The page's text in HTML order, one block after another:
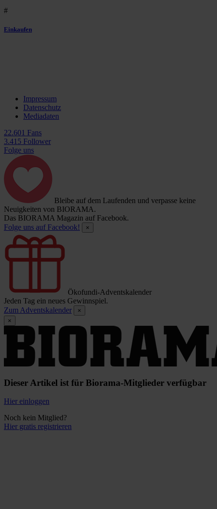
#
Einkaufen
Impressum
Datenschutz
Mediadaten
22.601 Fans
3.415 Follower
Folge uns
Bleibe auf dem Laufenden und verpasse keine
Neuigkeiten von BIORAMA.
Das BIORAMA Magazin auf Facebook.
Folge uns auf Facebook!
×
Ökofundi-Adventskalender
Jeden Tag ein neues Gewinnspiel.
Zum Adventskalender
×
×
Dieser Artikel ist für Biorama-Mitglieder verfügbar
Hier einloggen
Noch kein Mitglied?
Hier gratis registrieren